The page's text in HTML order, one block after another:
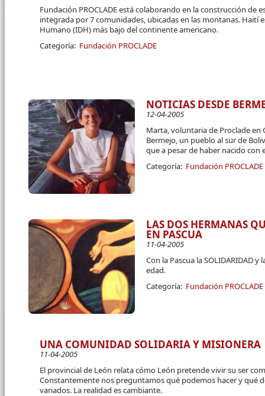
Fundación PROCLADE está colaborando en la construcción de
integrada por 7 comunidades, ubicadas en las montanas. Haití
Humano (IDH) más bajo del continente americano.
Categoría: Fundación PROCLADE
NOTICIAS DESDE
12-04-2005
Marta, voluntaria de Proclade en
Bermejo, un pueblo al sur de
que a pesar de haber nacido
Categoría: Fundación PROCLADE
LAS DOS HERMANAS
EN PASCUA
11-04-2005
Con la Pascua la SOLIDARIDAD
edad.
Categoría: Fundación PROCLADE
UNA COMUNIDAD SOLIDARIA Y MISIONERA
11-04-2005
El provincial de León relata cómo León pretende vivir su ser
Constantemente nos preguntamos qué podemos hacer y qué
variados. La realidad es cambiante.